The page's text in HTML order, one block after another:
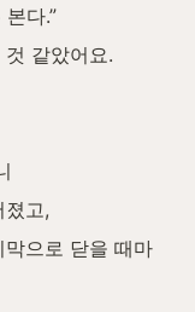
다.”
같았어요.
고,
으로 닫을 때마